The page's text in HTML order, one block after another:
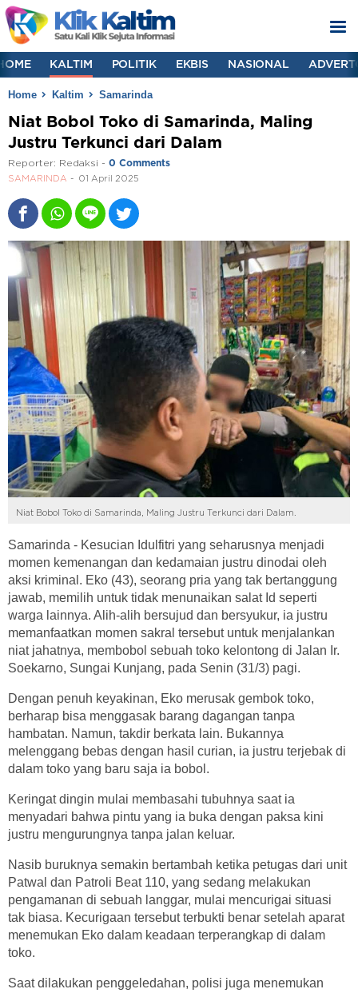
KALTIM POLITIK EKBIS NASIONAL
Home Kaltim Samarinda
Niat Bobol Toko di Samarinda, Maling
Justru Terkunci dari Dalam
Reporter: Redaksi - 0 Comments
SAMARINDA 01 April 2025
Niat Bobol Toko di Samarinda, Maling Justru Terkunci dari Dalam.
Samarinda - Kesucian Idulfitri yang seharusnya menjadi
momen kemenangan dan kedamaian justru dinodai oleh
aksi kriminal. Eko (43), seorang pria yang tak bertanggung
jawab, memilih untuk tidak menunaikan salat Id seperti
warga lainnya. Alih-alih bersujud dan bersyukur, ia justru
memanfaatkan momen sakral tersebut untuk menjalankan
niat jahatnya, membobol sebuah toko kelontong di Jalan Ir.
Soekarno, Sungai Kunjang, pada Senin (31/3) pagi.
Dengan penuh keyakinan, Eko merusak gembok toko,
berharap bisa menggasak barang dagangan tanpa
hambatan. Namun, takdir berkata lain. Bukannya
melenggang bebas dengan hasil curian, ia justru terjebak di
dalam toko yang baru saja ia bobol.
Keringat dingin mulai membasahi tubuhnya saat ia
menyadari bahwa pintu yang ia buka dengan paksa kini
justru mengurungnya tanpa jalan keluar.
Nasib buruknya semakin bertambah ketika petugas dari unit
Patwal dan Patroli Beat 110, yang sedang melakukan
pengamanan di sebuah langgar, mulai mencurigai situasi
tak biasa. Kecurigaan tersebut terbukti benar setelah aparat
menemukan Eko dalam keadaan terperangkap di dalam
toko.
Saat dilakukan penggeledahan, polisi juga menemukan